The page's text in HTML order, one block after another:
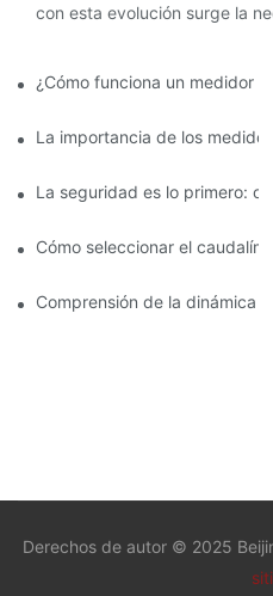
con esta evolución surge la
precisión.
¿Cómo funciona un medidor
La importancia de los
La seguridad es lo primero:
Cómo seleccionar el
Comprensión de la dinámica
Derechos de autor © 2025